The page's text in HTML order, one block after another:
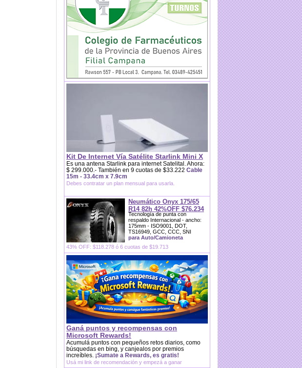
Kit De Internet Vía Satélite Starlink Mini X
Es una antena Starlink para internet Satelital. Ahora:
$ 299.000.- También en 9 cuotas de $33.222 Cable
15m - 33.4cm x 7.9cm
Debes contratar un plan mensual para usarla.
Neumático Onyx 175/65
R14 82h 42%OFF $76.234
Tecnología de punta con
respaldo Internacional - ancho:
175mm - ISO9001, DOT,
TS16949, GCC, CCC, SNI
para Auto/Camioneta
43% OFF: $118.278 ó 6 cuotas de $19.713
Ganá puntos y recompensas con
Microsoft Rewards!
Acumulá puntos con pequeños retos diarios, como
búsquedas en bing, y canjealos por premios
increíbles. ¡Sumate a Rewards, es gratis!
Usá mi link de recomendación y empezá a ganar